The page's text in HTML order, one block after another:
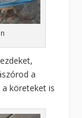
a
köreteket is